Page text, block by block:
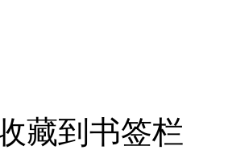
藏到书签栏